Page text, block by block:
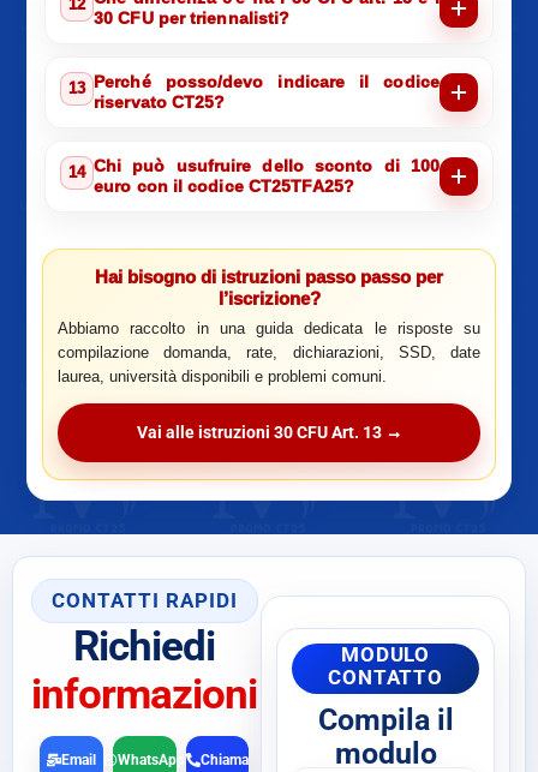
12
30 CFU per triennalisti?
13 Perché posso/devo indicare il codice
riservato CT25?
14 Chi può usufruire dello sconto di 100
euro con il codice CT25TFA25?
Hai bisogno di istruzioni passo passo per
l’iscrizione?
Abbiamo raccolto in una guida dedicata le risposte su
compilazione domanda, rate, dichiarazioni, SSD, date
laurea, università disponibili e problemi comuni.
Vai alle istruzioni 30 CFU Art. 13 →
CONTATTI RAPIDI
Richiedi
informazioni
Chiama
Email WhatsApp
MODULO
CONTATTO
Compila il
modulo